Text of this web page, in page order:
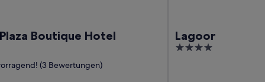
Boutique Hotel
(3 Bewertungen)
Lagoon
4